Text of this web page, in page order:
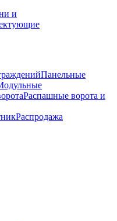
и
Панельные
Распашные ворота и
Распродажа